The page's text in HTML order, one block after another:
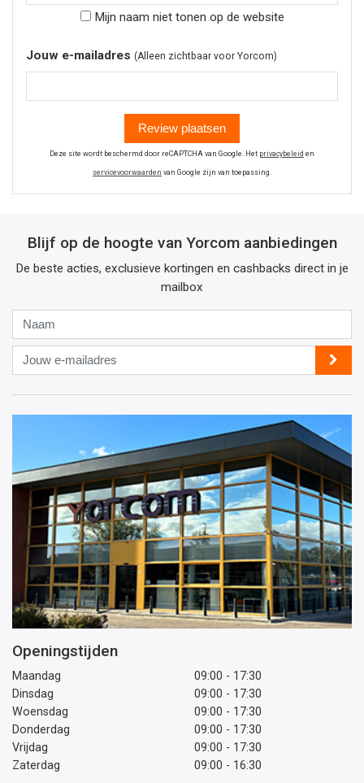
Mijn naam niet tonen op de website
Jouw e-mailadres (Alleen zichtbaar voor Yorcom)
Review plaatsen
Deze site wordt beschermd door reCAPTCHA van Google. Het privacybeleid en
servicevoorwaarden van Google zijn van toepassing.
Blijf op de hoogte van Yorcom aanbiedingen
De beste acties, exclusieve kortingen en cashbacks direct in je
mailbox
Jouw
e-
mailadres
Openingstijden
Maandag
09:00 - 17:30
Dinsdag
09:00 - 17:30
Woensdag
09:00 - 17:30
Donderdag
09:00 - 17:30
Vrijdag
09:00 - 17:30
Zaterdag
09:00 - 16:30